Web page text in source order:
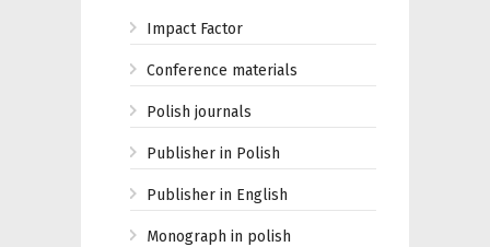
Impact Factor
Conference materials
Polish journals
Publisher in Polish
Publisher in English
Monograph in polish